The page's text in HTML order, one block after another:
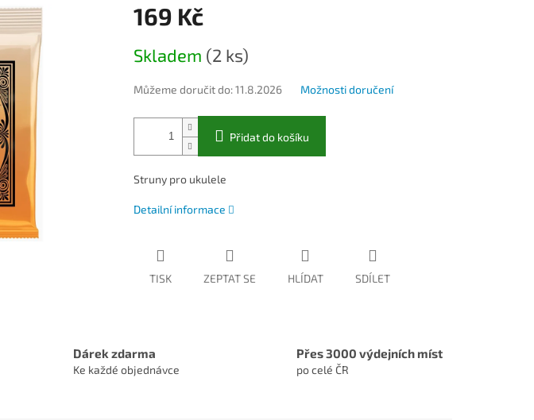
169 Kč
cena:
Skladem (2 ks)
Můžeme doručit do: 11.8.2026 Možnosti doručení
Přidat do košíku
Struny pro ukulele
Detailní informace
TISK ZEPTAT SE HLÍDAT SDÍLET
Dárek zdarma
Ke každé objednávce
Přes 3000 výdejních míst
po celé ČR